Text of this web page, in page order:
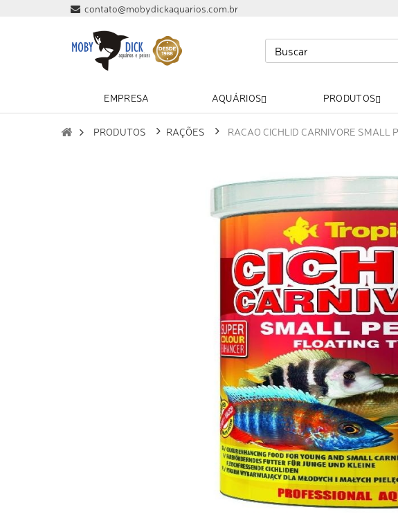
contato@mobydickaquarios.com.br
EMPRESA AQUÁRIOS PRODUTOS
PRODUTOS RAÇÕES RACAO CICHLID CARNIVORE SMALL